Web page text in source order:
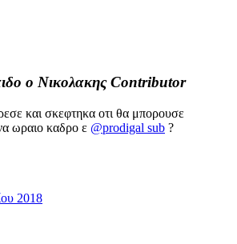
ο Νικολακης Contributor
και σκεφτηκα οτι θα μπορουσε
ωραιο καδρο ε @prodigal sub ?
2018